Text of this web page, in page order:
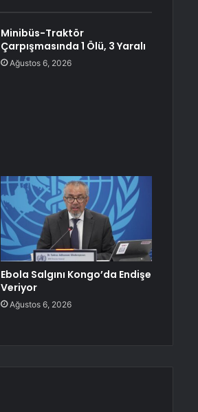
Minibüs-Traktör
Çarpışmasında 1 Ölü, 3 Yaralı
Ağustos 6, 2026
Ebola Salgını Kongo’da Endişe
Veriyor
Ağustos 6, 2026